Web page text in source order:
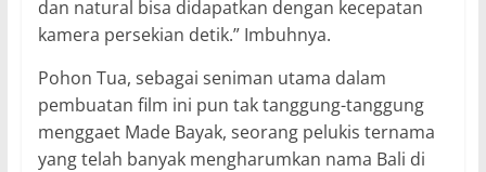
dan natural bisa didapatkan dengan kecepatan
kamera persekian detik.” Imbuhnya.
Pohon Tua, sebagai seniman utama dalam
pembuatan film ini pun tak tanggung-tanggung
menggaet Made Bayak, seorang pelukis ternama
yang telah banyak mengharumkan nama Bali di